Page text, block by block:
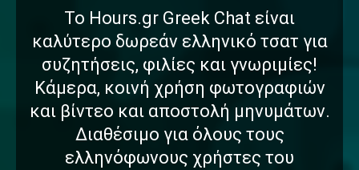
Το Hours.gr Greek Chat είναι
καλύτερο δωρεάν ελληνικό τσατ για
συζητήσεις, φιλίες και γνωριμίες!
Κάμερα, κοινή χρήση φωτογραφιών
και βίντεο και αποστολή μηνυμάτων.
Διαθέσιμο για όλους τους
ελληνόφωνους χρήστες του